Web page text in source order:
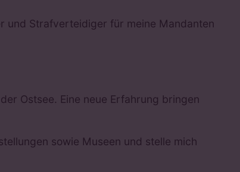
und Strafverteidiger für meine Mandanten
Ostsee. Eine neue Erfahrung bringen
sowie Museen und stelle mich